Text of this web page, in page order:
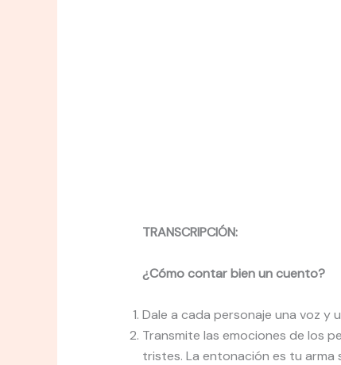
TRANSCRIPCIÓN:
¿Cómo contar bien un cuento?
Dale a cada personaje una voz y
Transmite las emociones de los
tristes. La entonación es tu arma